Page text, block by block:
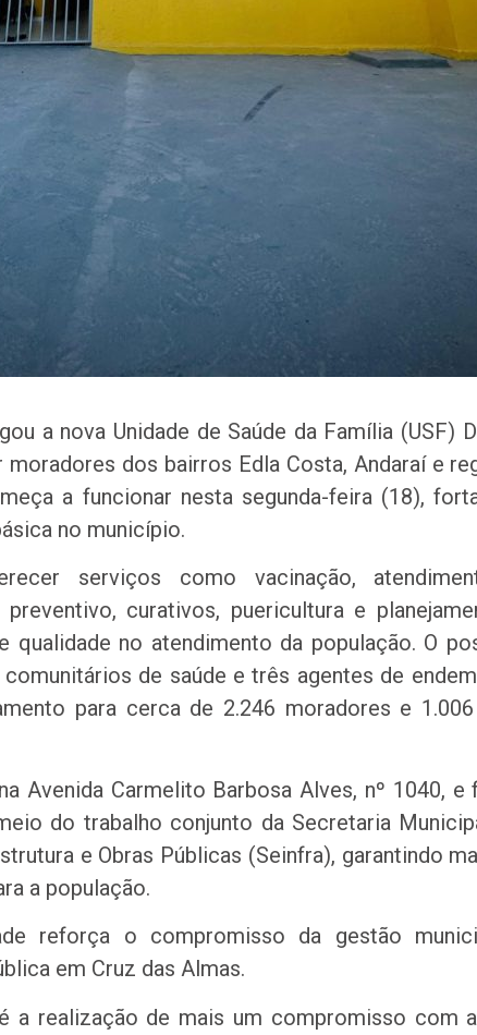
a nova Unidade de Saúde da Família (USF)
moradores dos bairros Edla Costa, Andaraí e
a funcionar nesta segunda-feira (18),
no município.
serviços como vacinação,
curativos, puericultura e
qualidade no atendimento da população. O
de saúde e três agentes de
para cerca de 2.246 moradores e
Avenida Carmelito Barbosa Alves, nº 1040, e
do trabalho conjunto da Secretaria
e Obras Públicas (Seinfra), garantindo
a população.
reforça o compromisso da gestão
em Cruz das Almas.
a realização de mais um compromisso com